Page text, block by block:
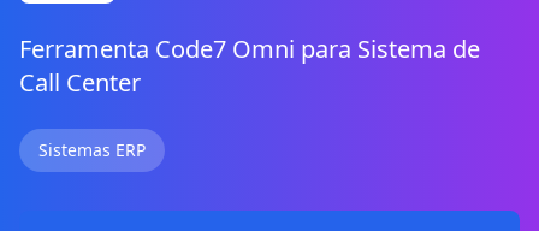
Ferramenta Code7 Omni para Sistema de
Call Center
Sistemas ERP